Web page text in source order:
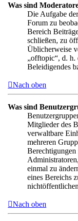
Was sind
Die Aufgabe
Forum zu
Bereich
schließen, zu
Üblicherweise
„offtopic“, d. h.
Beleidigendes
Nach oben
Was sind
Mitglieder des
verwaltbare
mehreren
Berechtigungen
einmal zu
eines Bereichs
Nach oben